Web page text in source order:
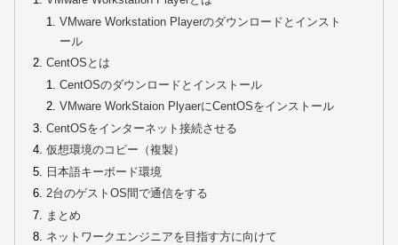
VMware Workstation Playerのダウンロードとインスト
ール
CentOSとは
CentOSのダウンロードとインストール
VMware WorkStaion PlyaerにCentOSをインストール
CentOSをインターネット接続させる
仮想環境のコピー（複製）
日本語キーボード環境
2台のゲストOS間で通信をする
まとめ
ネットワークエンジニアを目指す方に向けて